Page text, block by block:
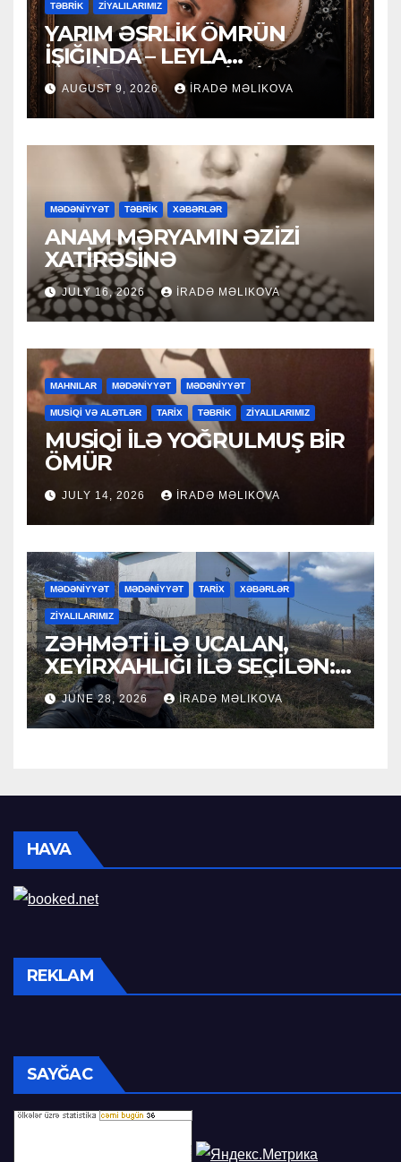
TƏBRİK ZİYALILARIMIZ
YARIM ƏSRLİK ÖMRÜN
İŞIĞINDA – LEYLA
MƏCİDOVAYA 50 İLLİK
YUBİLEY TƏBRİKİ
AUGUST 9, 2026 İRADƏ MƏLIKOVA
MƏDƏNİYYƏT TƏBRİK XƏBƏRLƏR
ANAM MƏRYAMIN ƏZİZİ
XATİRƏSİNƏ
JULY 16, 2026 İRADƏ MƏLIKOVA
MAHNILAR MƏDƏNİYYƏT MƏDƏNİYYƏT
MUSİQİ VƏ ALƏTLƏR TARİX TƏBRİK ZİYALILARIMIZ
MUSİQİ İLƏ YOĞRULMUŞ BİR
ÖMÜR
JULY 14, 2026 İRADƏ MƏLIKOVA
MƏDƏNİYYƏT MƏDƏNİYYƏT TARİX XƏBƏRLƏR
ZİYALILARIMIZ
ZƏHMƏTİ İLƏ UCALAN,
XEYİRXAHLIĞI İLƏ SEÇİLƏN:
HACI RAMAZAN QULİYEV
JUNE 28, 2026 İRADƏ MƏLIKOVA
HAVA
REKLAM
SAYĞAC